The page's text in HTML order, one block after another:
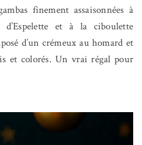
finement assaisonnées à
et à la ciboulette
d’un crémeux au homard et
et colorés. Un vrai régal pour